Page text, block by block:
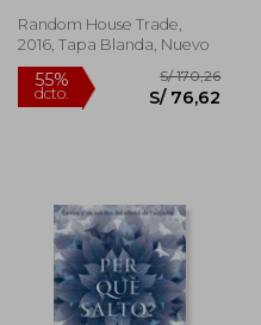
Random House Trade,
2016, Tapa Blanda, Nuevo